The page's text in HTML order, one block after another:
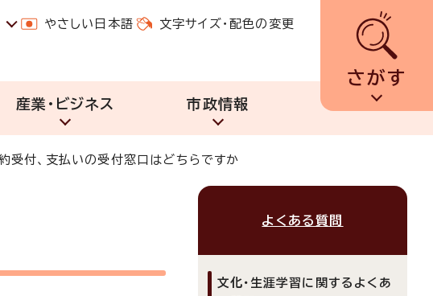
やさしい日本語 文字サイズ・配色の変更
さがす
産業・ビジネス 市政情報
受付、支払いの受付窓口はどちらですか
よくある質問
文化・生涯学習に関するよくあ